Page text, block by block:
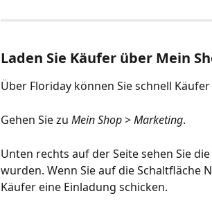
Laden Sie Käufer über Mein
Über Floriday können Sie schnell
Gehen Sie zu Mein Shop > Marketing.
Unten rechts auf der Seite sehen Sie
wurden. Wenn Sie auf die Schaltfläche
Käufer eine Einladung schicken.